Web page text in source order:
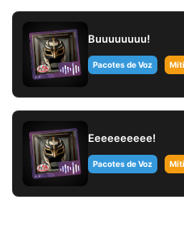
Buuuuuuuu!
Pacotes de Voz
Eeeeeeeeee!
Pacotes de Voz